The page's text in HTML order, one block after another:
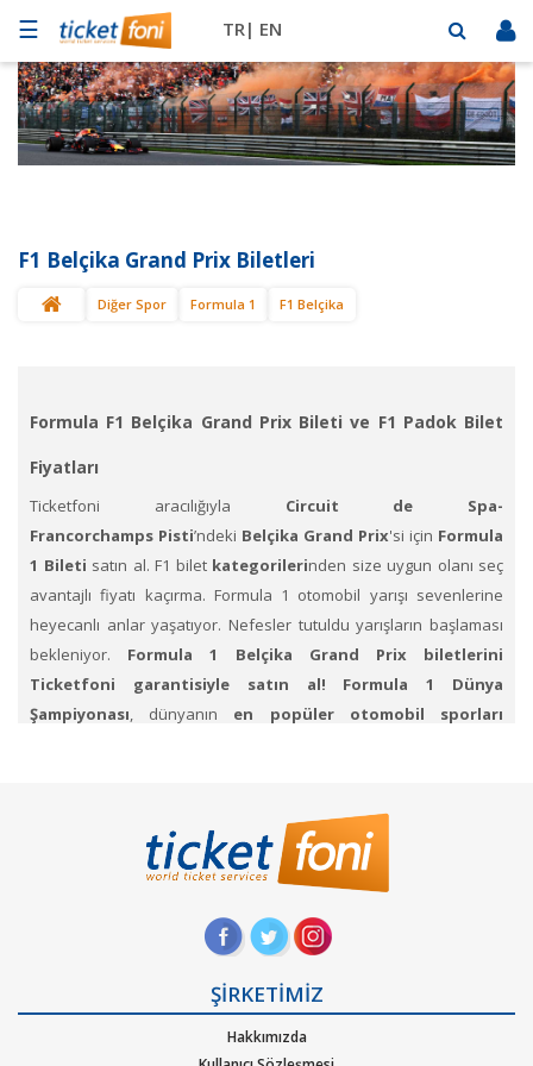
☰ TR| EN
Futbol
Basketbol
Mekanlar
Diğer
F1 Belçika Grand Prix Biletleri
Diğer Spor Formula 1 F1 Belçika
Formula F1 Belçika Grand Prix Bileti ve F1 Padok Bilet
Fiyatları
Ticketfoni aracılığıyla Circuit de Spa-
Francorchamps Pisti’ndeki Belçika Grand Prix'si için Formula
1 Bileti satın al. F1 bilet kategorilerinden size uygun olanı seç
avantajlı fiyatı kaçırma. Formula 1 otomobil yarışı sevenlerine
heyecanlı anlar yaşatıyor. Nefesler tutuldu yarışların başlaması
bekleniyor. Formula 1 Belçika Grand Prix
biletlerini
Ticketfoni garantisiyle satın al!
Formula 1 Dünya
Şampiyonası, dünyanın en popüler otomobil sporları
tamamlamışlardır. Lain Prost, Lewis Hamilton ve Sebastian Vettel
sıralamalardaki diğer pilotlardır. Nefes kesici Formula 1
yarışlarını canlı izlemek için biletlerini Ticketfoni
Milyonlarca Formula 1 hayranı için biletlerinizi
Ticketfoni üzerinden alıp ya da satabilirsiniz
saniyeler içinde akıl almaz bir hıza yüz altmış km/saate çıkıp
ŞİRKETİMİZ
Hakkımızda